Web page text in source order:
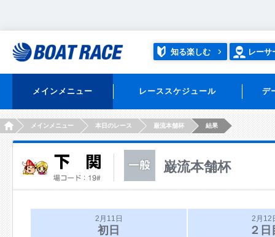
知る楽しむ レーサ
メインメニュー レーススケジュール デ
HOMEメインメニュー 本日のレース 巌流本舗杯 結果
巌流本舗杯
2月11日
初日
2月12
２日